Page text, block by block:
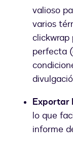
valioso
varios
clickwrap
perfecta
Exportar
lo que
informe